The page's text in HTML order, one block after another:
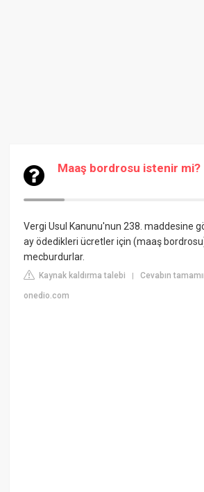
Maaş bordrosu istenir mi?
Vergi Usul Kanunu'nun 238. maddesine
ay ödedikleri ücretler için (maaş
mecburdurlar.
Kaynak kaldırma talebi |Cevabın
onedio.com